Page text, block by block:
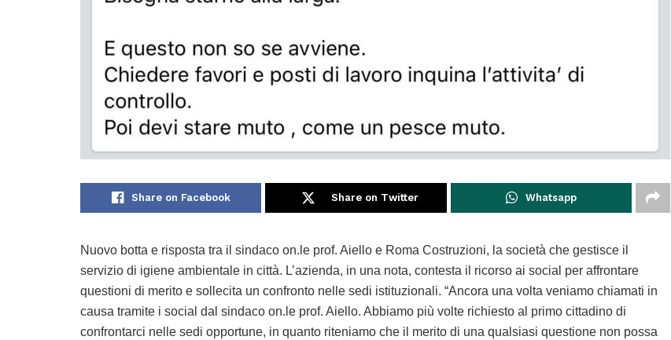
Share on Facebook Share on Twitter Whatsapp
Nuovo botta e risposta tra il sindaco on.le prof. Aiello e Roma Costruzioni, la società che gestisce il
servizio di igiene ambientale in città. L’azienda, in una nota, contesta il ricorso ai social per affrontare
questioni di merito e sollecita un confronto nelle sedi istituzionali. “Ancora una volta veniamo chiamati in
causa tramite i social dal sindaco on.le prof. Aiello. Abbiamo più volte richiesto al primo cittadino di
confrontarci nelle sedi opportune, in quanto riteniamo che il merito di una qualsiasi questione non possa